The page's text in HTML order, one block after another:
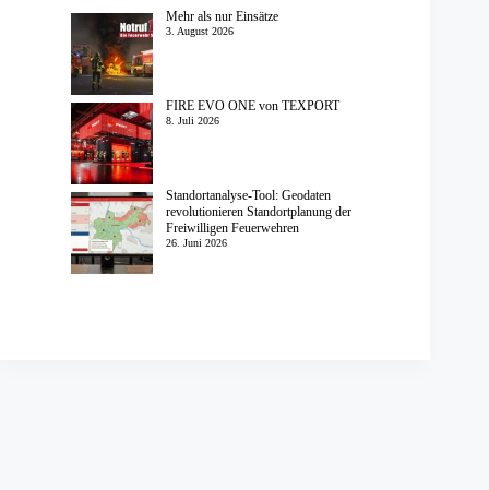
Mehr als nur Einsätze
3. August 2026
FIRE EVO ONE von TEXPORT
8. Juli 2026
Standortanalyse-Tool: Geodaten
revolutionieren Standortplanung der
Freiwilligen Feuerwehren
26. Juni 2026